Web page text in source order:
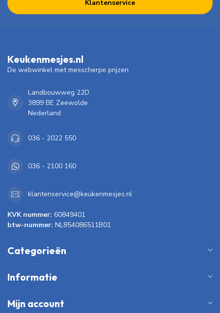
Klantenservice
Keukenmesjes.nl
De webwinkel met messcherpe prijzen
Landbouwweg 22D
3899 BE Zeewolde
Nederland
036 - 2022 550
036 - 2100 160
klantenservice@keukenmesjes.nl
KVK nummer: 60849401
btw-nummer: NL854086511B01
Categorieën
Informatie
Mijn account